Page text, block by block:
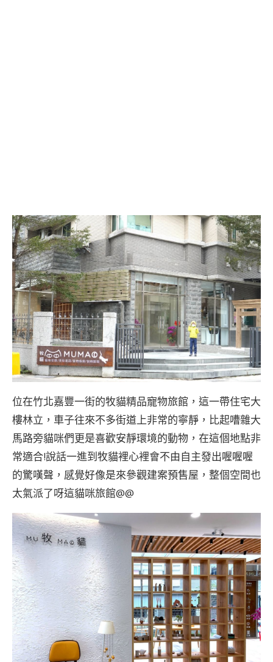
位在竹北嘉豐一街的牧貓精品寵物旅館，這一帶住宅大
樓林立，車子往來不多街道上非常的寧靜，比起嘈雜大
馬路旁貓咪們更是喜歡安靜環境的動物，在這個地點非
常適合!說話一進到牧貓裡心裡會不由自主發出喔喔喔
的驚嘆聲，感覺好像是來參觀建案預售屋，整個空間也
太氣派了呀這貓咪旅館@@